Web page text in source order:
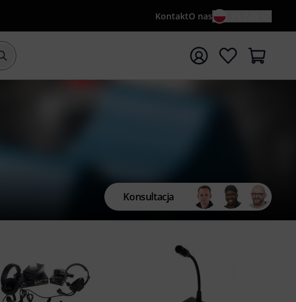
KontaktO nas
Rozpocznij wyszukiwanie od słowa kluczowego {searchTerm}
Konsultacja